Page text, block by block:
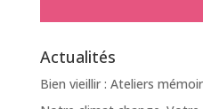
Actualités
Bien vieillir : Ateliers